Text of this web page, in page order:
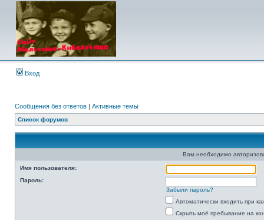
Вход
Сообщения без ответов | Активные темы
Список форумов
Вам необходимо
Имя пользователя:
Пароль:
Забыли пароль?
Автоматически входить при
Скрыть моё пребывание на